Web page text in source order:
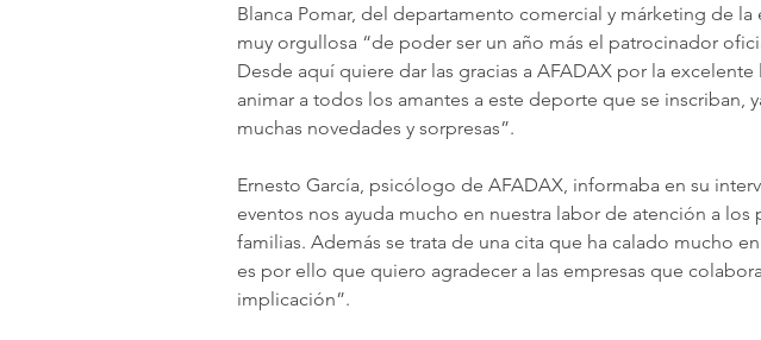
Blanca Pomar, del departamento comercial y márketing de la
muy orgullosa “de poder ser un año más el patrocinador
Desde aquí quiere dar las gracias a AFADAX por la
animar a todos los amantes a este deporte que se inscriban,
muchas novedades y sorpresas”.
Ernesto García, psicólogo de AFADAX, informaba en su
eventos nos ayuda mucho en nuestra labor de atención a los
familias. Además se trata de una cita que ha calado mucho
es por ello que quiero agradecer a las empresas que
implicación”.